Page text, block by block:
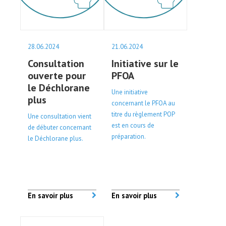
28.06.2024
Consultation
ouverte pour
le Déchlorane
plus
Une consultation vient
de débuter concernant
le Déchlorane plus.
En savoir plus
21.06.2024
Initiative sur le
PFOA
Une initiative
concernant le PFOA au
titre du règlement POP
est en cours de
préparation.
En savoir plus